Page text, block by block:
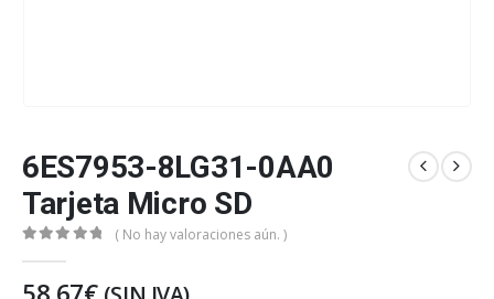
6ES7953-8LG31-0AA0
Tarjeta Micro SD
( No hay valoraciones aún. )